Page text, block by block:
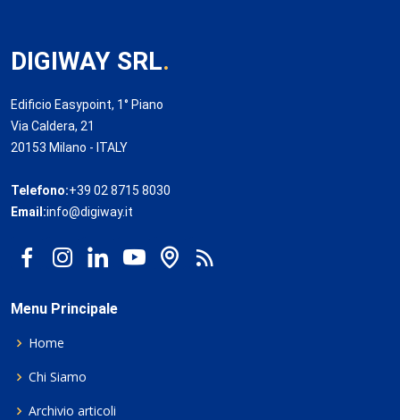
DIGIWAY SRL.
Edificio Easypoint, 1° Piano
Via Caldera, 21
20153 Milano - ITALY
Telefono:+39 02 8715 8030
Email:info@digiway.it
Menu Principale
Home
Chi Siamo
Archivio articoli